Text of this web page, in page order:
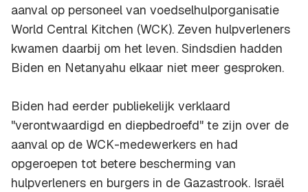
aanval op personeel van voedselhulporganisatie
World Central Kitchen (WCK). Zeven hulpverleners
kwamen daarbij om het leven. Sindsdien hadden
Biden en Netanyahu elkaar niet meer gesproken.
Biden had eerder publiekelijk verklaard
"verontwaardigd en diepbedroefd" te zijn over de
aanval op de WCK-medewerkers en had
opgeroepen tot betere bescherming van
hulpverleners en burgers in de Gazastrook. Israël